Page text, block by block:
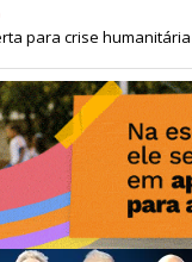
crise humanitária em